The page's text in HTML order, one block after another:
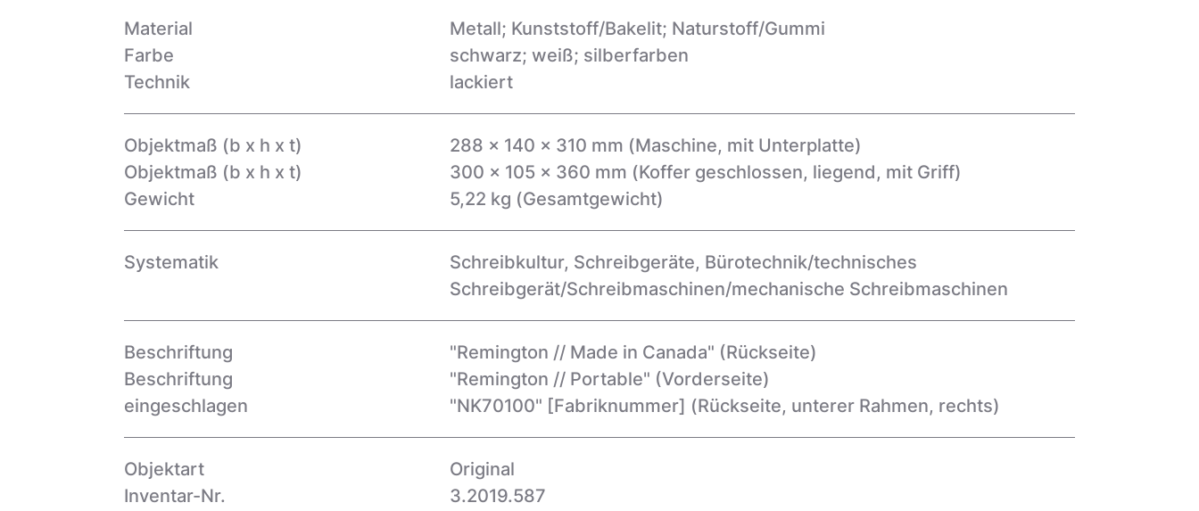
Material
Metall; Kunststoff/Bakelit; Naturstoff/Gummi
Farbe
schwarz; weiß; silberfarben
Technik
lackiert
Objektmaß (b x h x t)
288 x 140 x 310 mm (Maschine, mit Unterplatte)
Objektmaß (b x h x t)
300 x 105 x 360 mm (Koffer geschlossen, liegend, mit Griff)
Gewicht
5,22 kg (Gesamtgewicht)
Systematik
Schreibkultur, Schreibgeräte, Bürotechnik/technisches
Schreibgerät/Schreibmaschinen/mechanische Schreibmaschinen
Beschriftung "Remington // Made in Canada" (Rückseite)
Beschriftung
"Remington // Portable" (Vorderseite)
eingeschlagen
"NK70100" [Fabriknummer] (Rückseite, unterer Rahmen, rechts)
Objektart
Original
Inventar-Nr.
3.2019.587